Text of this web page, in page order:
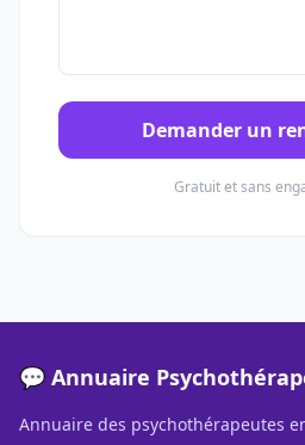
Demander un
Gratuit et sans
💬 Annuaire
Annuaire des psychothérapeutes